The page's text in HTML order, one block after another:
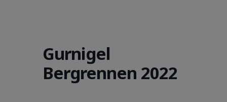
Gurnigel
Bergrennen 2022